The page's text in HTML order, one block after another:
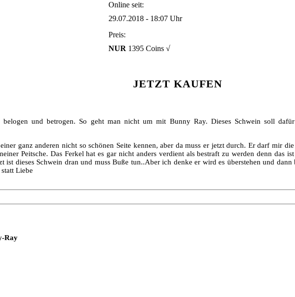
Online seit:
29.07.2018 - 18:07 Uhr
Preis:
NUR 1395 Coins √
JETZT KAUFEN
belogen und betrogen. So geht man nicht um mit Bunny Ray. Dieses Schwein soll
ganz anderen nicht so schönen Seite kennen, aber da muss er jetzt durch. Er darf mir
Peitsche. Das Ferkel hat es gar nicht anders verdient als bestraft zu werden denn das
ist dieses Schwein dran und muss Buße tun..Aber ich denke er wird es überstehen und
Liebe
Ray